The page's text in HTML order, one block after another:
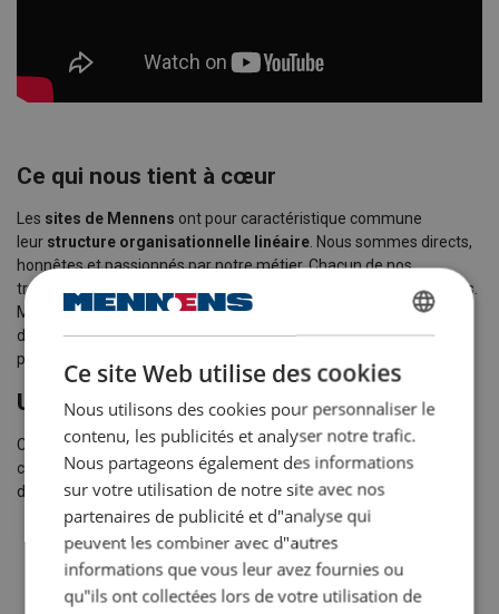
Ce qui nous tient à cœur
Les sites de Mennens ont pour caractéristique commune
leur structure organisationnelle linéaire . Nous sommes directs,
honnêtes et passionnés par notre métier. Chacun de nos
travailleurs connaît exactement les préoccupations de nos clients.
Mieux encore : nous offrons à chacun d’entre eux des conseils
doublés de solutions pratiques grâce auxquelles ils peuvent
progresser.
Un emploi chez Mennens ?
Cela veut dire faire carrière dans un environnement international,
chez un employeur qui se soucie grandement de la formation et
de l’épanouissement de son personnel. Que vouloir de plus ?
U
ne combinaison unique
La sécurité et les opportunités d’une grande société alliées
à l’engagement personnel caractéristique d’une moyenne
entreprise.
DUTCH
ENGLISH TRANSLATION
FRENCH
Ce site Web utilise des cookies
Nous utilisons des cookies pour personnaliser le
contenu, les publicités et analyser notre trafic.
Nous partageons également des informations
sur votre utilisation de notre site avec nos
partenaires de publicité et d"analyse qui
peuvent les combiner avec d"autres
informations que vous leur avez fournies ou
qu"ils ont collectées lors de votre utilisation de